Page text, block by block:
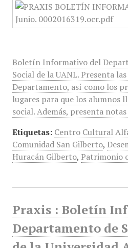
Boletín Informativo del
Social de la UANL. Presenta
Departamento, así como los
lugares para que los alumnos
social. Además, presenta
Etiquetas: Centro Cultural
Comunidad San Gilberto,
Huracán Gilberto, Patrimonio
Praxis : Boletín
Departamento de